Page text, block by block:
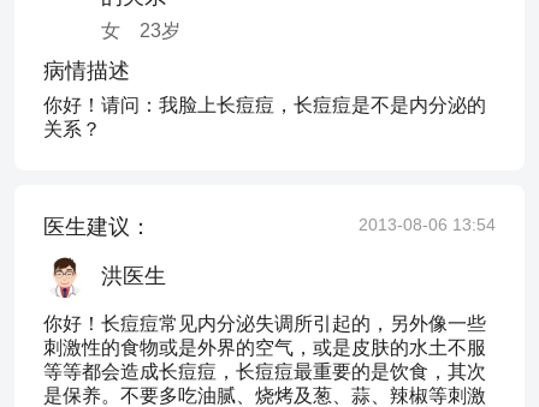
女 23岁
病情描述
你好！请问：我脸上长痘痘，长痘痘是不是内分泌的
关系？
医生建议： 2013-08-06 13:54
洪医生
你好！长痘痘常见内分泌失调所引起的，另外像一些
刺激性的食物或是外界的空气，或是皮肤的水土不服
等等都会造成长痘痘，长痘痘最重要的是饮食，其次
是保养。不要多吃油腻、烧烤及葱、蒜、辣椒等刺激